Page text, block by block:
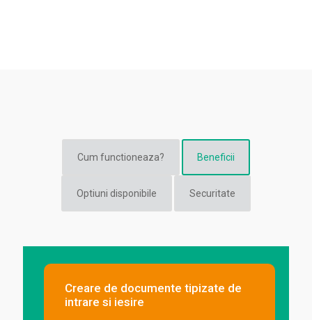
Cum functioneaza? Beneficii
Optiuni disponibile Securitate
Creare de documente tipizate de
intrare si iesire